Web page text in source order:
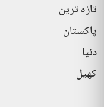
تازہ ترین
پاکستان
دنیا
کھیل